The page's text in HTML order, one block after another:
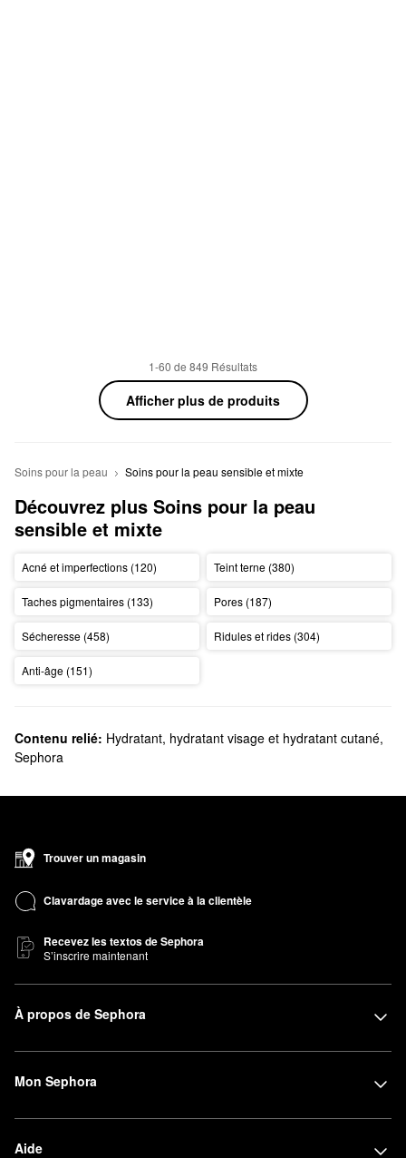
1-60 de 849 Résultats
Afficher plus de produits
Soins pour la peau Soins pour la peau sensible et mixte
Découvrez plus Soins pour la peau
sensible et mixte
Acné et imperfections (120) Teint terne (380)
Taches pigmentaires (133) Pores (187)
Sécheresse (458) Ridules et rides (304)
Anti-âge (151)
Contenu relié: Hydratant, hydratant visage et hydratant cutané,
Sephora
Trouver un magasin
Clavardage avec le service à la clientèle
Recevez les textos de Sephora
S’inscrire maintenant
À propos de Sephora
Mon Sephora
Aide